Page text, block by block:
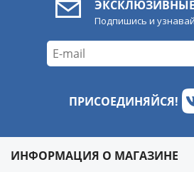
Подпишись и
ПРИСОЕДИНЯЙСЯ!
ИНФОРМАЦИЯ О МАГАЗИНЕ